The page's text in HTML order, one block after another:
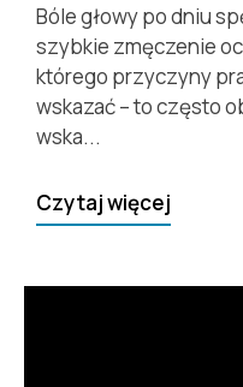
Bóle głowy po dniu
szybkie zmęczenie
którego przyczyny
wskazać – to często
wska...
Czytaj więcej